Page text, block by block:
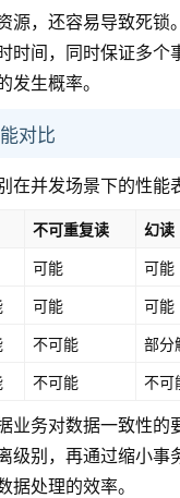
源，还容易导致死锁
时间，同时保证多个
发生概率。
对比
在并发场景下的性能
不可重复读 幻读
可能 可能
可能 可能
不可能 部分
不可能 不可
业务对数据一致性的
级别，再通过缩小事
据处理的效率。